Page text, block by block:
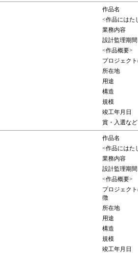
作品名
<作品にはた
業務内容
設計監理期間
<作品概要>
プロジェク
所在地
用途
構造
規模
竣工年月日
賞・入選など
作品名
<作品にはた
業務内容
設計監理期間
<作品概要>
プロジェク
徴
所在地
用途
構造
規模
竣工年月日